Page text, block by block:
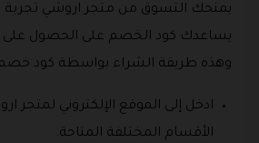
يمنحك التسوق من متجر اروشي تجربة
يساعدك كود الخصم على الحصول على
وهذه طريقة الشراء بواسطة كود
ادخل إلى الموقع الإلكتروني لمتجر
الأقسام المختلفة المتاحة.